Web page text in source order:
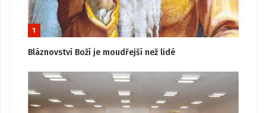
1
Bláznovství Boží je moudřejší než lidé